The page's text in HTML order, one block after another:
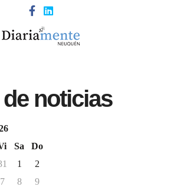
noticias
Sa
Do
1
2
7 8
9